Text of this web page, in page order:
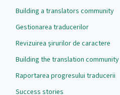
Building a translators community
Gestionarea traducerilor
Revizuirea șirurilor de caractere
Building the translation community
Raportarea progresului traducerii
Success stories